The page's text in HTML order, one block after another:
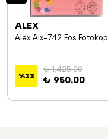
ALEX
%33
₺ 1,425.00
₺ 950.00